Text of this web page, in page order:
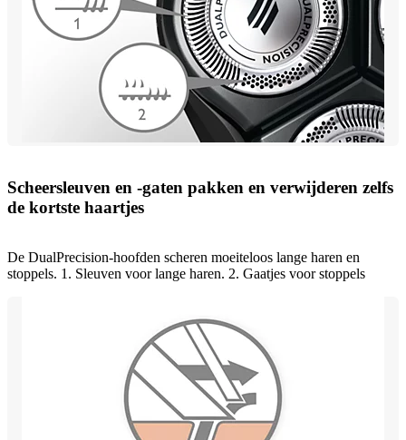
Scheersleuven en -gaten pakken en verwijderen zelfs
de kortste haartjes
De DualPrecision-hoofden scheren moeiteloos lange haren en
stoppels. 1. Sleuven voor lange haren. 2. Gaatjes voor stoppels